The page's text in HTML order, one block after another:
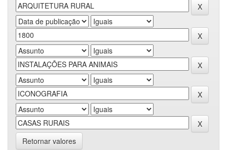
Retornar valores